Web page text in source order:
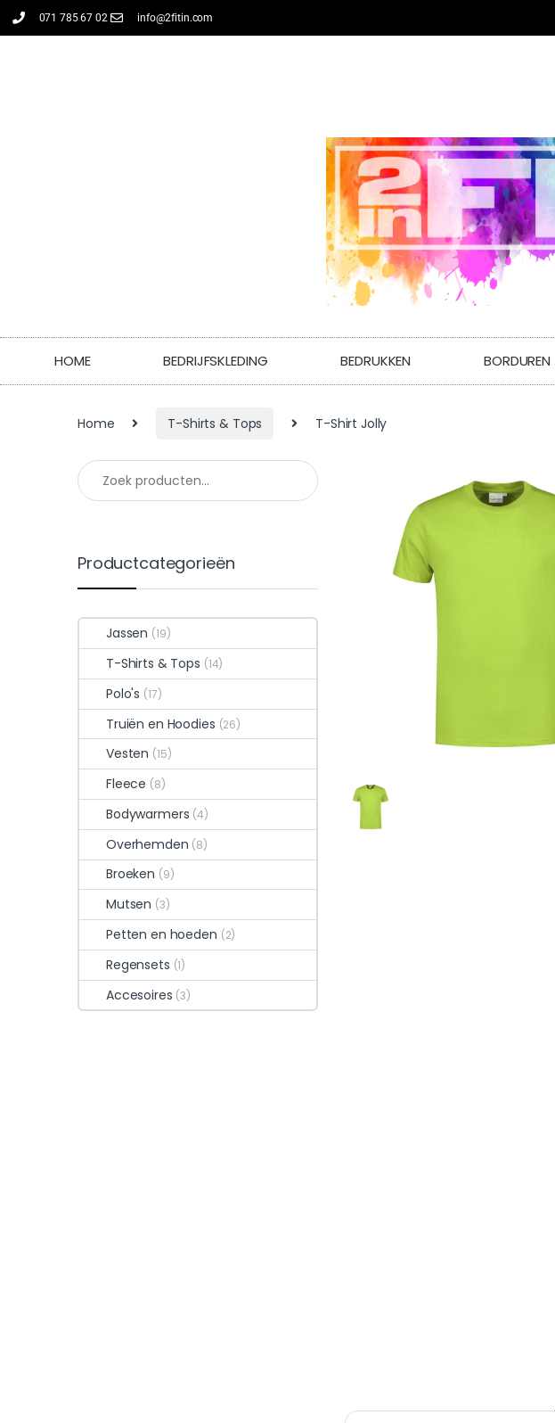
071 785 67 02 info@2fitin.com
HOME BEDRIJFSKLEDING BEDRUKKEN BORDUREN
Home T-Shirts & Tops T-Shirt Jolly
Productcategorieën
Jassen (19)
T-Shirts & Tops (14)
Polo's (17)
Truiën en Hoodies (26)
Vesten (15)
Fleece (8)
Bodywarmers (4)
Overhemden (8)
Broeken (9)
Mutsen (3)
Petten en hoeden (2)
Regensets (1)
Accesoires (3)